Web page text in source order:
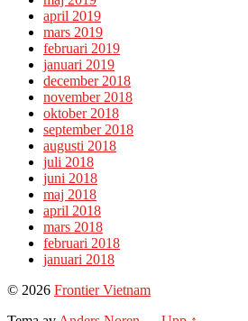
april 2019
mars 2019
februari 2019
januari 2019
december 2018
november 2018
oktober 2018
september 2018
augusti 2018
juli 2018
juni 2018
maj 2018
april 2018
mars 2018
februari 2018
januari 2018
© 2026 Frontier Vietnam